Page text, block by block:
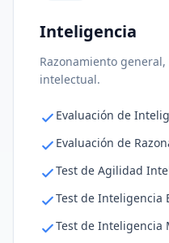
Consistencia de
Inteligencia
Razonamiento
intelectual.
Evaluación de
Evaluación de
Test de Agilidad
Test de Inteligencia
Test de Inteligencia